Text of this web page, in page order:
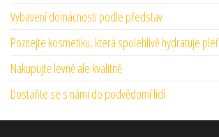
Vybavení domácnosti podle představ
Poznejte kosmetiku, která spolehlivě hydratuje pleť
Nakupujte levně ale kvalitně
Dostaňte se s námi do podvědomí lidí